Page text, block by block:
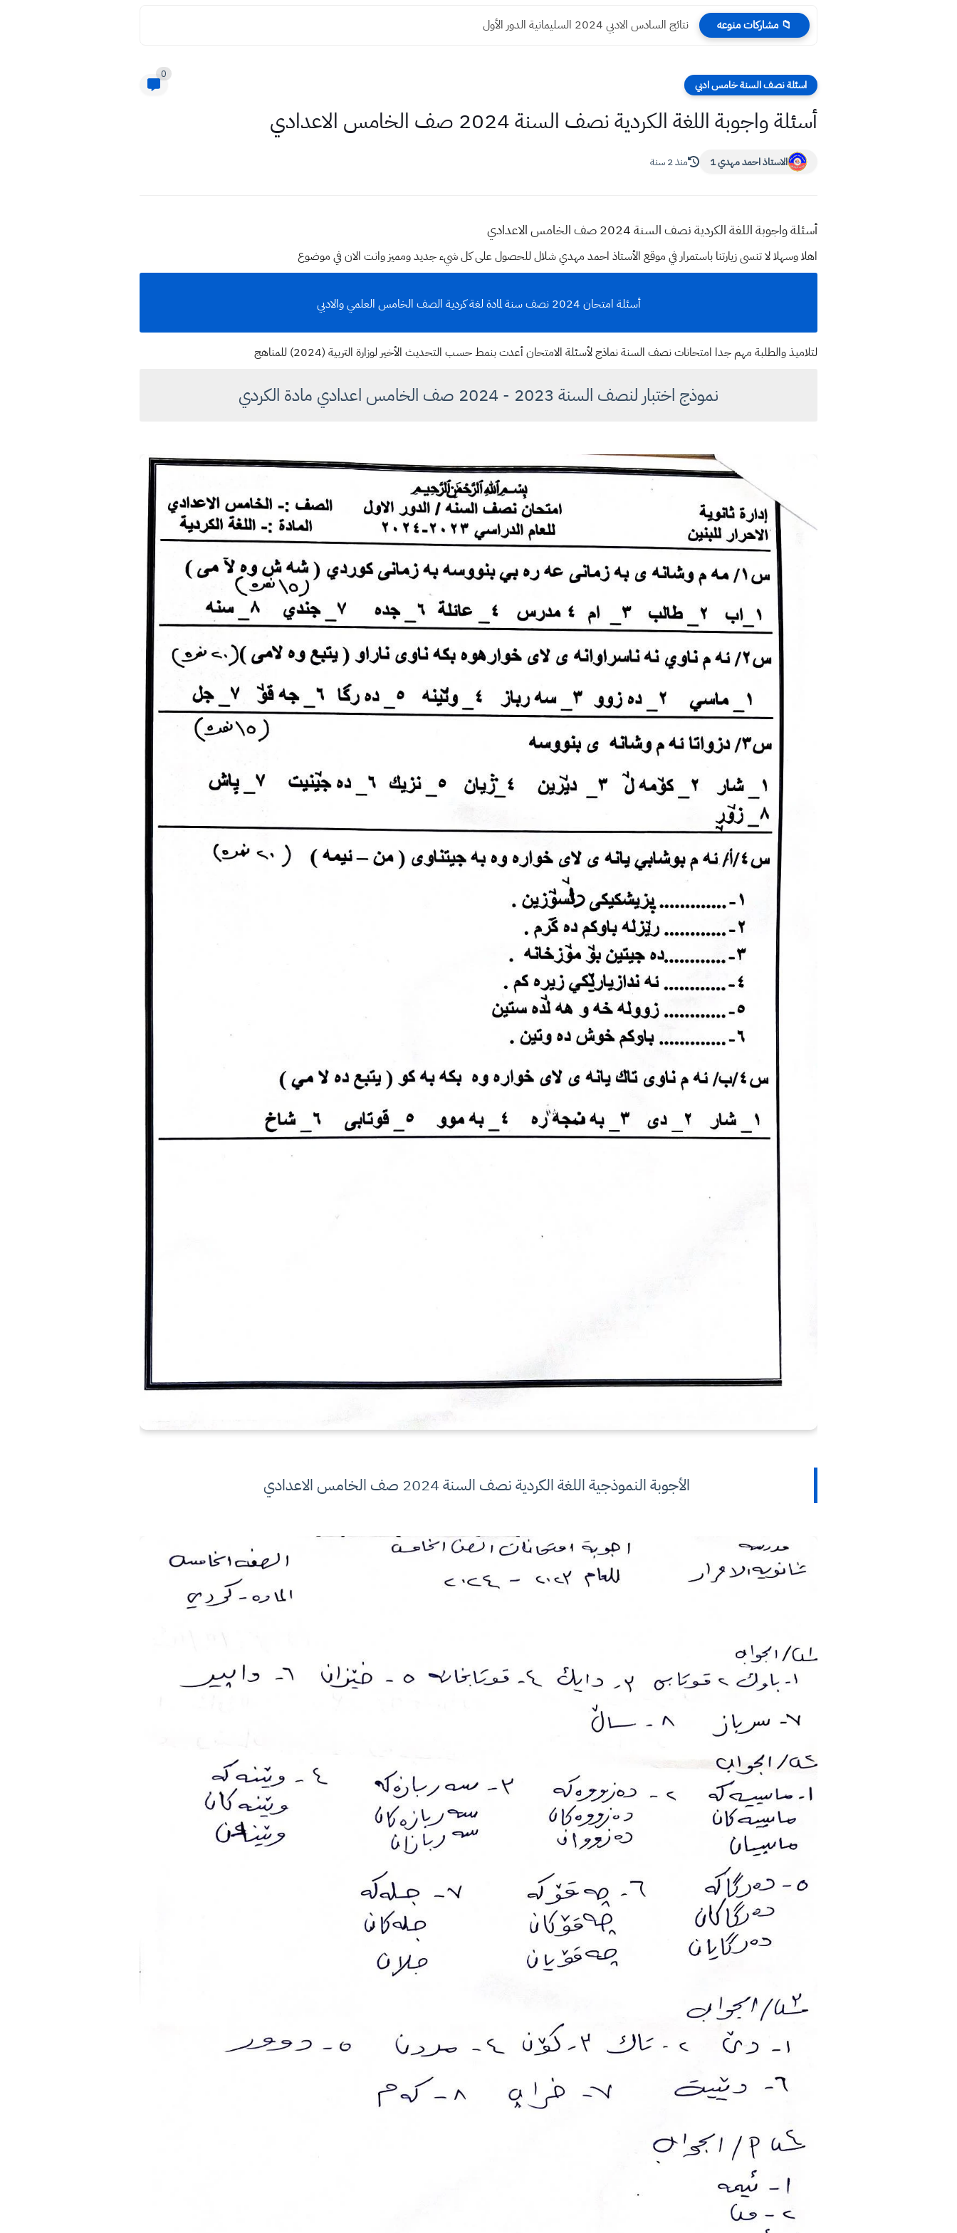
📁 مشاركات منوعه نتائج السادس الادبي 2024 السليمانية الدور الأول
اسئلة نصف السنة خامس ادبي
0
أسئلة واجوبة اللغة الكردية نصف السنة 2024 صف الخامس الاعدادي
الاستاذ احمد مهدي 1 منذ 2 سنة
أسئلة واجوبة اللغة الكردية نصف السنة 2024 صف الخامس الاعدادي
اهلا وسهلالا تنسى زيارتنا باستمرار في موقع الأستاذ احمد مهدي شلال للحصول على كل شيء جديد ومميز وانت الان في موضوع
أسئلة امتحان 2024 نصف سنة لمادة لغة كردية الصف الخامس العلمي والادبي
لتلاميذ والطلبة مهم جدا امتحانات نصف السنة نماذج لأسئلة الامتحان أعدت بنمط حسب التحديث الأخير لوزارة التربية (2024) للمناهج
نموذج اختبار لنصف السنة 2023 - 2024 صف الخامس اعدادي مادة الكردي
الأجوبة النموذجية اللغة الكردية نصف السنة 2024 صف الخامس الاعدادي